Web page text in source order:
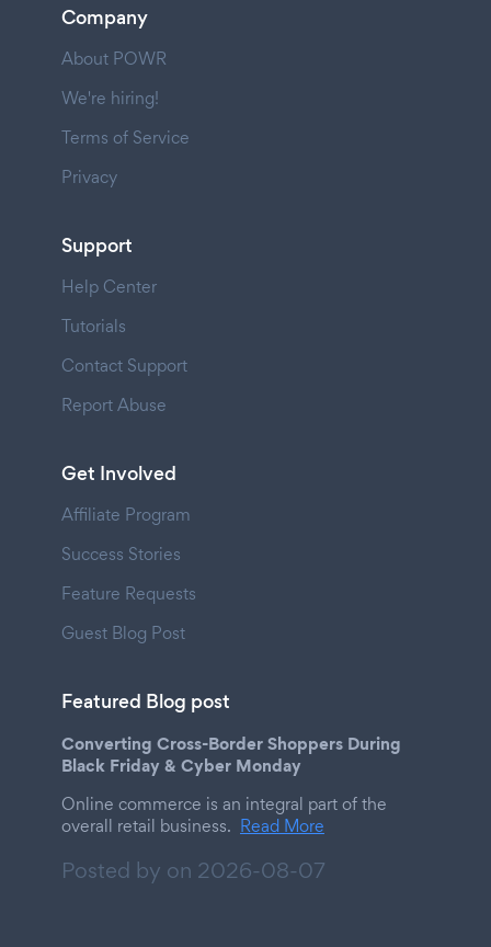
Company
About POWR
We're hiring!
Terms of Service
Privacy
Support
Help Center
Tutorials
Contact Support
Report Abuse
Get Involved
Affiliate Program
Success Stories
Feature Requests
Guest Blog Post
Featured Blog post
Converting Cross-Border Shoppers During
Black Friday & Cyber Monday
Online commerce is an integral part of the
overall retail business. Read More
Posted by on 2026-08-07